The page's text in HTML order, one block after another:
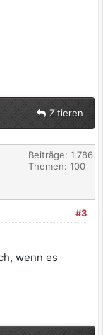
Zitieren
Beiträge: 1.786
Themen: 100
#3
wenn es